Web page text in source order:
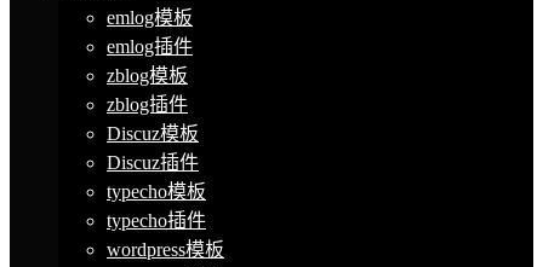
emlog模板
emlog插件
zblog模板
zblog插件
Discuz模板
Discuz插件
typecho模板
typecho插件
wordpress模板